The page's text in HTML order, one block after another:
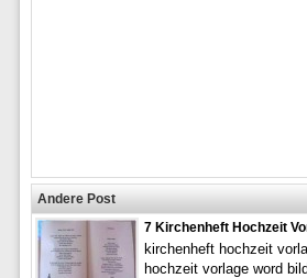
Andere Post
7 Kirchenheft Hochzeit
kirchenheft hochzeit
hochzeit vorlage word